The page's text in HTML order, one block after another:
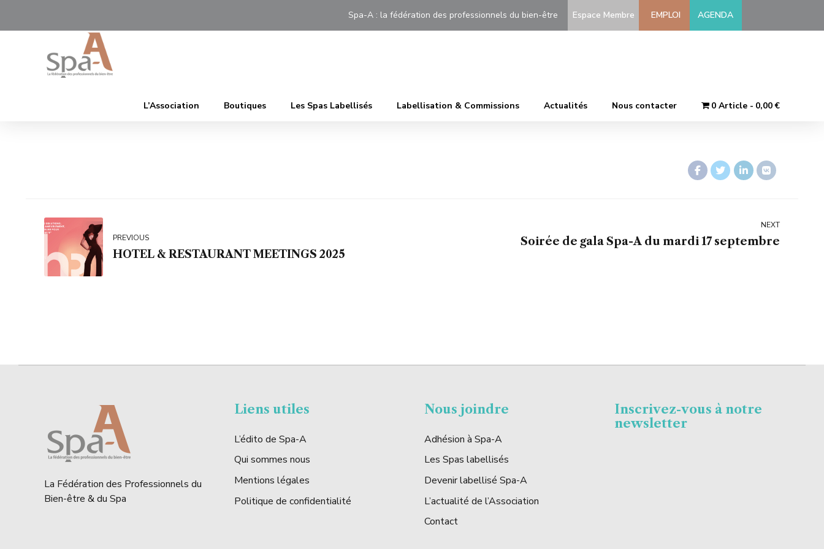
AGENDA
EMPLOI
Espace Membre
Spa-A : la fédération des professionnels du bien-être
L’Association Boutiques Les Spas Labellisés Labellisation & Commissions Actualités Nous contacter 0 Article 0,00 €
PREVIOUS
HOTEL & RESTAURANT MEETINGS 2025
NEXT
Soirée de gala Spa-A du mardi 17 septembre
La Fédération des Professionnels du
Bien-être & du Spa
Liens utiles
L’édito de Spa-A
Qui sommes nous
Mentions légales
Politique de confidentialité
Nous joindre
Adhésion à Spa-A
Les Spas labellisés
Devenir labellisé Spa-A
L’actualité de l’Association
Contact
Inscrivez-vous à notre
newsletter